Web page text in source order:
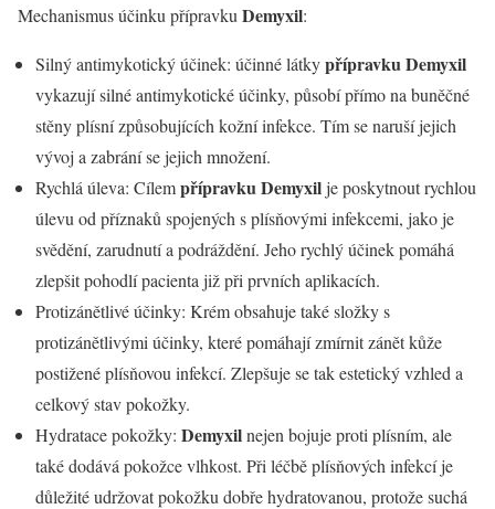
Mechanismus účinku přípravku Demyxil:
Silný antimykotický účinek: účinné látkypřípravku Demyxil
vykazují silné antimykotické účinky, působí přímo na buněčné
stěny plísní způsobujících kožní infekce. Tím se naruší jejich
vývoj a zabrání se jejich množení.
Rychlá úleva: Cílempřípravku Demyxilje poskytnout rychlou
úlevu od příznaků spojených s plísňovými infekcemi, jako je
svědění, zarudnutí a podráždění. Jeho rychlý účinek pomáhá
zlepšit pohodlí pacienta již při prvních aplikacích.
Protizánětlivé účinky: Krém obsahuje také složky s
protizánětlivými účinky, které pomáhají zmírnit zánět kůže
postižené plísňovou infekcí. Zlepšuje se tak estetický vzhled a
celkový stav pokožky.
Hydratace pokožky: Demyxilnejen bojuje proti plísním, ale
také dodává pokožce vlhkost. Při léčbě plísňových infekcí je
důležité udržovat pokožku dobře hydratovanou, protože suchá